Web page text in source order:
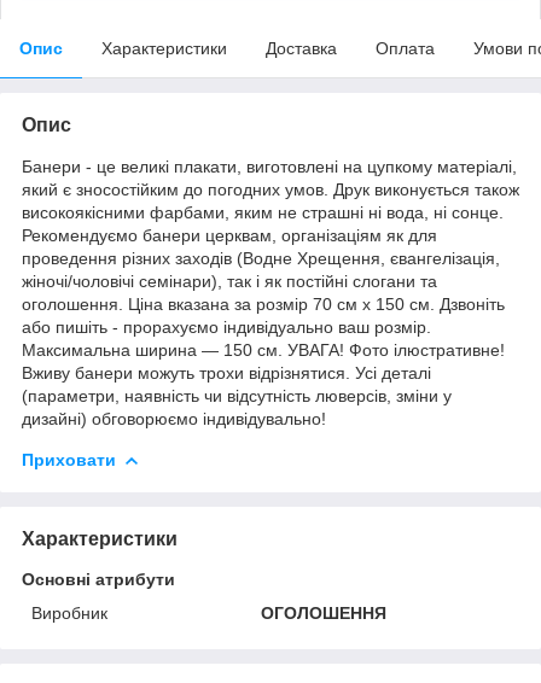
Опис Характеристики Доставка Оплата Умови
Опис
Банери - це великі плакати, виготовлені на цупкому матеріалі,
який є зносостійким до погодних умов. Друк виконується також
високоякісними фарбами, яким не страшні ні вода, ні сонце.
Рекомендуємо банери церквам, організаціям як для
проведення різних заходів (Водне Хрещення, євангелізація,
жіночі/чоловічі семінари), так і як постійні слогани та
оголошення. Ціна вказана за розмір 70 см х 150 см. Дзвоніть
або пишіть - прорахуємо індивідуально ваш розмір.
Максимальна ширина — 150 см. УВАГА! Фото ілюстративне!
Вживу банери можуть трохи відрізнятися. Усі деталі
(параметри, наявність чи відсутність люверсів, зміни у
дизайні) обговорюємо індивідувально!
Приховати
Характеристики
Основні атрибути
Виробник
ОГОЛОШЕННЯ